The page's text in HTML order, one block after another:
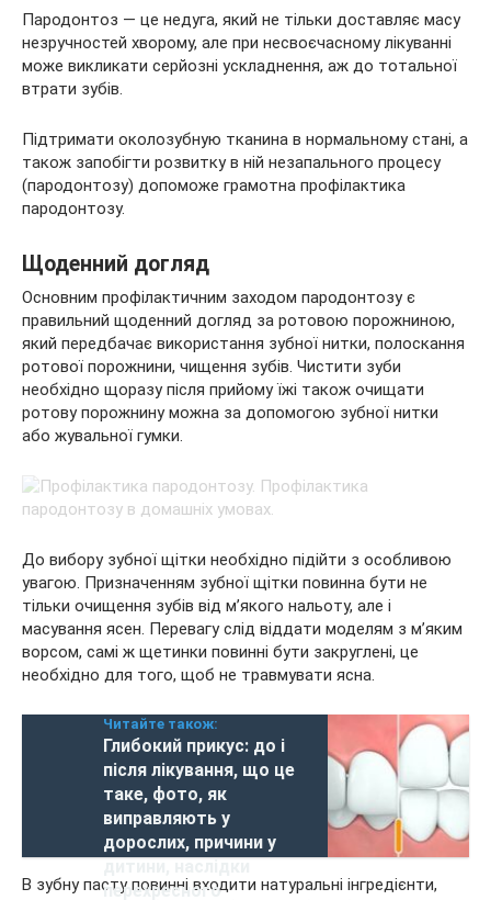
Пародонтоз — це недуга, який не тільки доставляє масу
незручностей хворому, але при несвоєчасному лікуванні
може викликати серйозні ускладнення, аж до тотальної
втрати зубів.
Підтримати околозубную тканина в нормальному стані, а
також запобігти розвитку в ній незапального процесу
(пародонтозу) допоможе грамотна профілактика
пародонтозу.
Щоденний догляд
Основним профілактичним заходом пародонтозу є
правильний щоденний догляд за ротовою порожниною,
який передбачає використання зубної нитки, полоскання
ротової порожнини, чищення зубів. Чистити зуби
необхідно щоразу після прийому їжі також очищати
ротову порожнину можна за допомогою зубної нитки
або жувальної гумки.
До вибору зубної щітки необхідно підійти з особливою
увагою. Призначенням зубної щітки повинна бути не
тільки очищення зубів від м’якого нальоту, але і
масування ясен. Перевагу слід віддати моделям з м’яким
ворсом, самі ж щетинки повинні бути закруглені, це
необхідно для того, щоб не травмувати ясна.
Читайте також:
Глибокий прикус: до і
після лікування, що це
таке, фото, як
виправляють у
дорослих, причини у
перехресного
В зубну пасту повинні входити натуральні інгредієнти,